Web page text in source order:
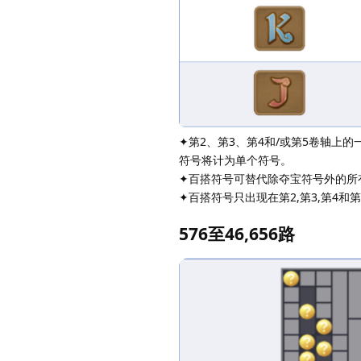
✦第2、第3、第4和/或第5卷轴上的
符号将计为单个符号。
✦百搭符号可替代除夺宝符号外的所
✦百搭符号只出现在第2,第3,第4和
576至46,656路